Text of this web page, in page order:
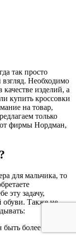
так просто
Необходимо
изделий, а
купить кроссовки
на товар,
только
фирмы Нордман,
для мальчика, то
эту задачу,
обуви. Также не
более 1 см;